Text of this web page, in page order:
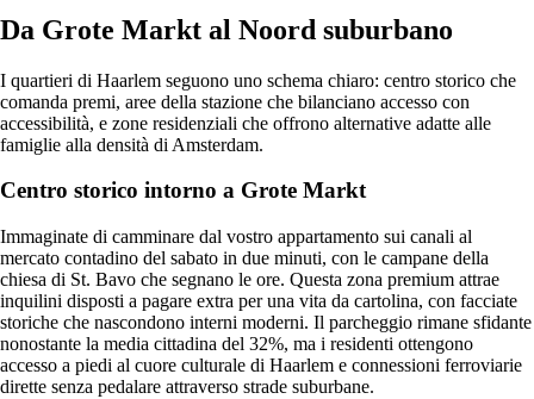
Da Grote Markt al Noord suburbano
I quartieri di Haarlem seguono uno schema chiaro: centro storico che
comanda premi, aree della stazione che bilanciano accesso con
accessibilità, e zone residenziali che offrono alternative adatte alle
famiglie alla densità di Amsterdam.
Centro storico intorno a Grote Markt
Immaginate di camminare dal vostro appartamento sui canali al
mercato contadino del sabato in due minuti, con le campane della
chiesa di St. Bavo che segnano le ore. Questa zona premium attrae
inquilini disposti a pagare extra per una vita da cartolina, con facciate
storiche che nascondono interni moderni. Il parcheggio rimane sfidante
nonostante la media cittadina del 32%, ma i residenti ottengono
accesso a piedi al cuore culturale di Haarlem e connessioni ferroviarie
dirette senza pedalare attraverso strade suburbane.